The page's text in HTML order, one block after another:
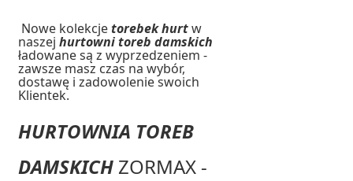
Nowe kolekcjetorebek hurtw
naszejhurtowni toreb damskich
ładowane są z wyprzedzeniem -
zawsze masz czas na wybór,
dostawę i zadowolenie swoich
Klientek.
HURTOWNIA TOREB
DAMSKICH ZORMAX -